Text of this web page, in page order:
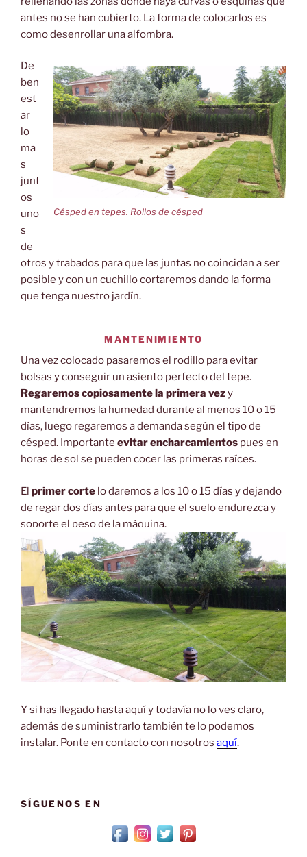
antes no se han cubierto. La forma de colocarlos es
como desenrollar una alfombra.
Césped en tepes. Rollos de césped
De
ben
est
ar
lo
ma
s
junt
os
uno
s
de
otros y trabados para que las juntas no coincidan a ser
posible y con un cuchillo cortaremos dando la forma
que tenga nuestro jardín.
MANTENIMIENTO
Una vez colocado pasaremos el rodillo para evitar
bolsas y conseguir un asiento perfecto del tepe.
Regaremos copiosamente la primera vezy
mantendremos la humedad durante al menos 10 o 15
días, luego regaremos a demanda según el tipo de
césped. Importante evitar encharcamientos pues en
horas de sol se pueden cocer las primeras raíces.
El primer corte lo daremos a los 10 o 15 días y dejando
de regar dos días antes para que el suelo endurezca y
soporte el peso de la máquina.
Y si has llegado hasta aquí y todavía no lo ves claro,
además de suministrarlo también te lo podemos
instalar. Ponte en contacto con nosotros aquí.
SÍGUENOS EN